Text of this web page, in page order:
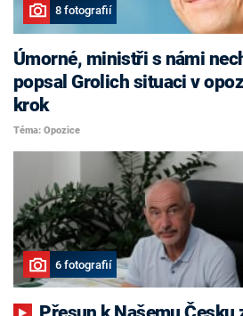
8 fotografií
Úmorné, ministři s námi
popsal Grolich situaci v
krok
Téma: Opozice
6 fotografií